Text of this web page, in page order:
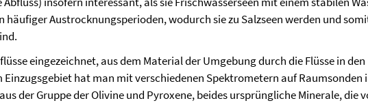
Austrocknungsperioden, wodurch sie zu Salzseen werden und
eingezeichnet, aus dem Material der Umgebung durch die Flüsse in
hat man mit verschiedenen Spektrometern auf Raumsonden
der Gruppe der Olivine und Pyroxene, beides ursprüngliche Minerale, die